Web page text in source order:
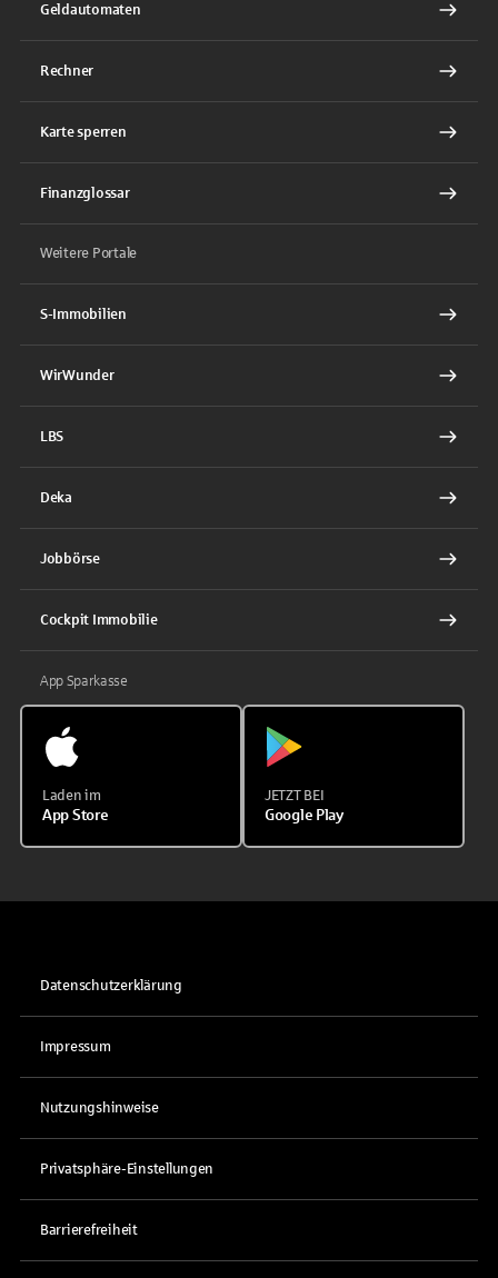
Geldautomaten
Rechner
Karte sperren
Finanzglossar
Weitere Portale
S-Immobilien
WirWunder
LBS
Deka
Jobbörse
Cockpit Immobilie
App Sparkasse
Laden im
App Store
JETZT BEI
Google Play
Datenschutzerklärung
Impressum
Nutzungshinweise
Privatsphäre-Einstellungen
Barrierefreiheit